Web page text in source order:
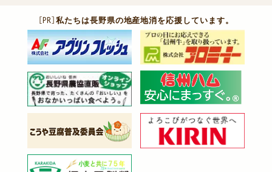
［PR］私たちは長野県の地産地消を応援しています。